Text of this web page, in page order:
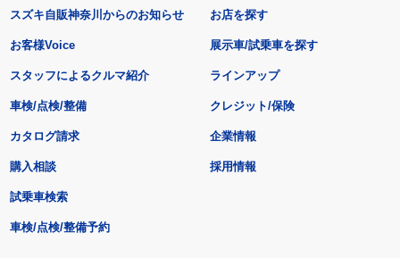
スズキ自販神奈川からのお知らせ
お客様Voice
スタッフによるクルマ紹介
お店を探す
展示車/試乗車を探す
ラインアップ
車検/点検/整備 クレジット/保険
カタログ請求
購入相談
試乗車検索
車検/点検/整備予約
企業情報
採用情報